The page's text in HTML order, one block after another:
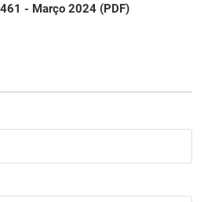
- Março 2024 (PDF)